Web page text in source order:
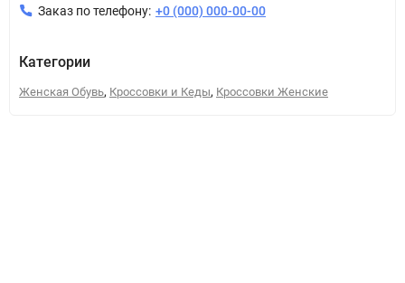
Заказ по телефону: +0 (000) 000-00-00
Категории
Женская Обувь, Кроссовки и Кеды, Кроссовки Женские